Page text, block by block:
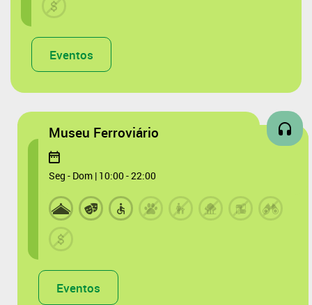
Eventos
Museu Ferroviário
Seg - Dom | 10:00 - 22:00
Eventos